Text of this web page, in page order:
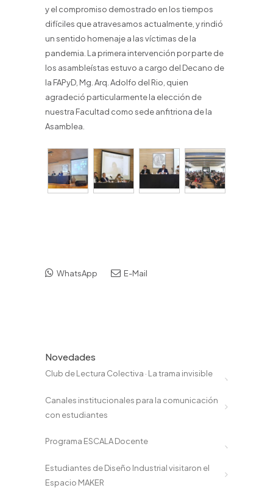
y el compromiso demostrado en los tiempos
difíciles que atravesamos actualmente, y rindió
un sentido homenaje a las víctimas de la
pandemia. La primera intervención por parte de
los asambleístas estuvo a cargo del Decano de
la FAPyD, Mg. Arq. Adolfo del Rio, quien
agradeció particularmente la elección de
nuestra Facultad como sede anfitriona de la
Asamblea.
WhatsApp E-Mail
Novedades
Club de Lectura Colectiva · La trama invisible
Canales institucionales para la comunicación
con estudiantes
Programa ESCALA Docente
Estudiantes de Diseño Industrial visitaron el
Espacio MAKER